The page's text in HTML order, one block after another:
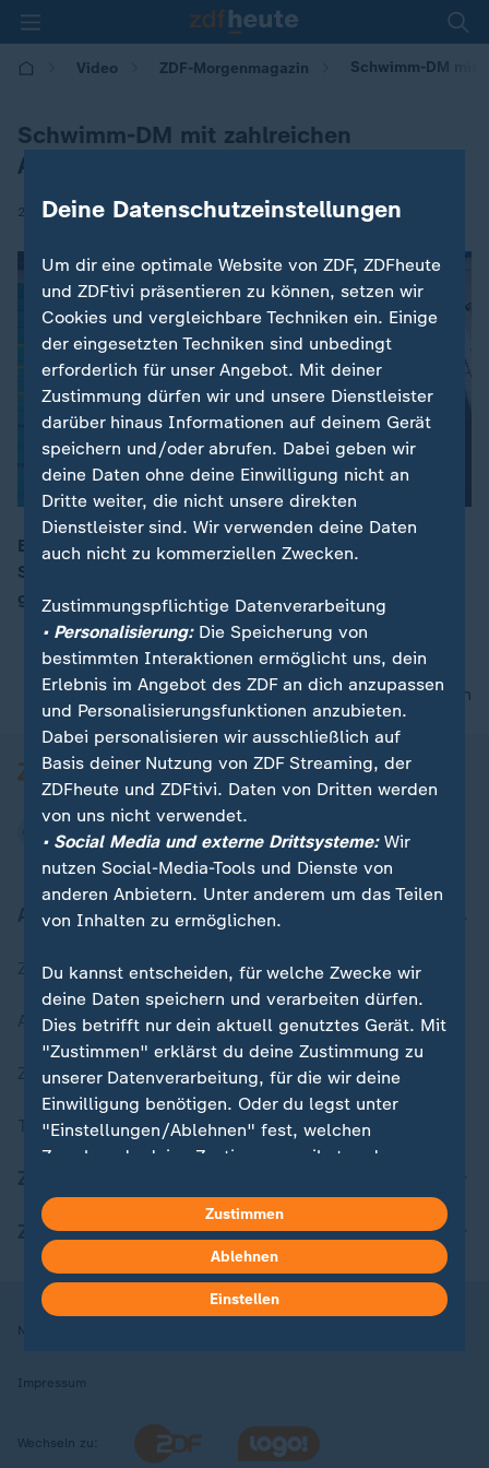
Video ZDF-Morgenmagazin Schwimm-DM mit
Schwimm-DM mit zahlreichen
Ausrufezeichen
27.04.2026 | 05:30
Bei der Schwimm-DM knackten 41 Sportlerinnen und
Sportler die EM-Norm - so viele wie noch nie. Zudem
gab es zahlreiche Ausrufezeichen.
nach oben
Aktuell bei ZDFheute
Zuletzt veröffentlicht
Aktuelle Sendungs-Videos
ZDFheute Stories
Themen im Überblick
ZDFheute Apps
Nutzungsbedingungen
Impressum
Wechseln zu:
Deine Datenschutzeinstellungen
Um dir eine optimale Website von ZDF, ZDFheute
und ZDFtivi präsentieren zu können, setzen wir
Cookies und vergleichbare Techniken ein. Einige
der eingesetzten Techniken sind unbedingt
erforderlich für unser Angebot. Mit deiner
Zustimmung dürfen wir und unsere Dienstleister
darüber hinaus Informationen auf deinem Gerät
speichern und/oder abrufen. Dabei geben wir
deine Daten ohne deine Einwilligung nicht an
Dritte weiter, die nicht unsere direkten
Dienstleister sind. Wir verwenden deine Daten
auch nicht zu kommerziellen Zwecken.
Zustimmungspflichtige Datenverarbeitung
• Personalisierung:Die Speicherung von
bestimmten Interaktionen ermöglicht uns, dein
Erlebnis im Angebot des ZDF an dich anzupassen
und Personalisierungsfunktionen anzubieten.
Dabei personalisieren wir ausschließlich auf
Basis deiner Nutzung von ZDF Streaming, der
ZDFheute und ZDFtivi. Daten von Dritten werden
von uns nicht verwendet.
• Social Media und externe Drittsysteme:Wir
nutzen Social-Media-Tools und Dienste von
anderen Anbietern. Unter anderem um das Teilen
von Inhalten zu ermöglichen.
Du kannst entscheiden, für welche Zwecke wir
deine Daten speichern und verarbeiten dürfen.
Dies betrifft nur dein aktuell genutztes Gerät. Mit
"Zustimmen" erklärst du deine Zustimmung zu
unserer Datenverarbeitung, für die wir deine
Einwilligung benötigen. Oder du legst unter
"Einstellungen/Ablehnen" fest, welchen
Zwecken du deine Zustimmung gibst und
kannst du jederzeit mit Wirkung für die Zukunft
in deinen Einstellungen widerrufen oder ändern.
Hier findest du das Impressum.
Weitere Informationen findest du in unserer
Zustimmen
Ablehnen
Einstellen